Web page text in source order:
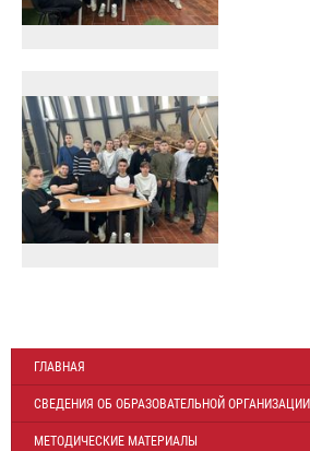
ГЛАВНАЯ
СВЕДЕНИЯ ОБ ОБРАЗОВАТЕЛЬНОЙ ОРГАНИЗАЦИИ
МЕТОДИЧЕСКИЕ МАТЕРИАЛЫ